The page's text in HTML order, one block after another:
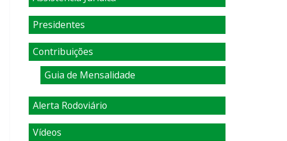
Presidentes
Contribuições
Guia de Mensalidade
Alerta Rodoviário
Vídeos